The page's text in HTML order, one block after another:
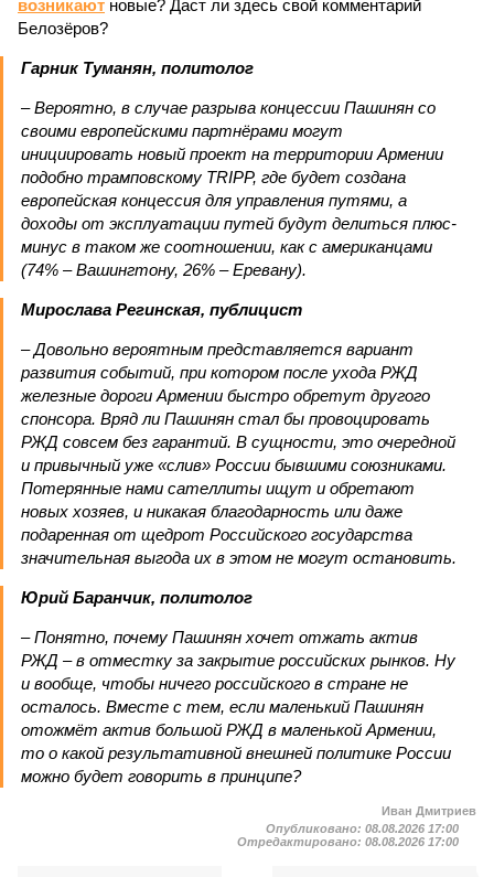
возникают новые? Даст ли здесь свой комментарий
Белозёров?
Гарник Туманян, политолог
– Вероятно, в случае разрыва концессии Пашинян со
своими европейскими партнёрами могут
инициировать новый проект на территории Армении
подобно трамповскому TRIPP, где будет создана
европейская концессия для управления путями, а
доходы от эксплуатации путей будут делиться плюс-
минус в таком же соотношении, как с американцами
(74% – Вашингтону, 26% – Еревану).
Мирослава Регинская, публицист
– Довольно вероятным представляется вариант
развития событий, при котором после ухода РЖД
железные дороги Армении быстро обретут другого
спонсора. Вряд ли Пашинян стал бы провоцировать
РЖД совсем без гарантий. В сущности, это очередной
и привычный уже «слив» России бывшими союзниками.
Потерянные нами сателлиты ищут и обретают
новых хозяев, и никакая благодарность или даже
подаренная от щедрот Российского государства
значительная выгода их в этом не могут остановить.
Юрий Баранчик, политолог
– Понятно, почему Пашинян хочет отжать актив
РЖД – в отместку за закрытие российских рынков. Ну
и вообще, чтобы ничего российского в стране не
осталось. Вместе с тем, если маленький Пашинян
отожмёт актив большой РЖД в маленькой Армении,
то о какой результативной внешней политике России
можно будет говорить в принципе?
Иван Дмитриев
Опубликовано: 08.08.2026 17:00
Отредактировано: 08.08.2026 17:00